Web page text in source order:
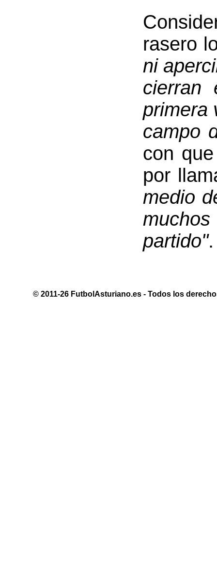
rasero
ni
cierran
primera
campo
con
por
medio
partido".
© 2011-26 FutbolAsturiano.es - Todos los